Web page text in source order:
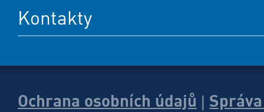
Kontakty
Ochrana osobních údajů